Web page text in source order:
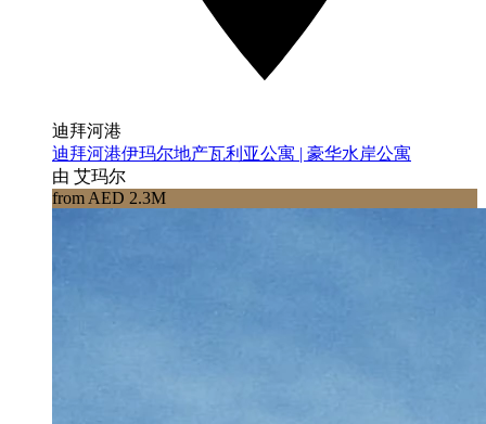
迪拜河港
迪拜河港伊玛尔地产瓦利亚公寓 | 豪华水岸公寓
由 艾玛尔
from AED 2.3M